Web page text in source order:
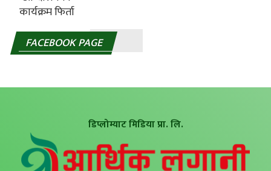
FACEBOOK PAGE
डिप्लोम्याट मिडिया प्रा. लि.